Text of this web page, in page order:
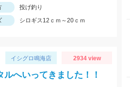
投げ釣り
シロギス12ｃｍ～20ｃｍ
イシグロ鳴海店 2934 view
へいってきました！！